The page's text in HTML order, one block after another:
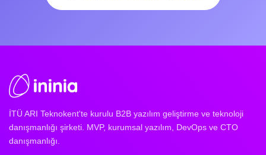
İTÜ ARI Teknokent'te kurulu B2B yazılım geliştirme ve teknoloji
danışmanlığı şirketi. MVP, kurumsal yazılım, DevOps ve CTO
danışmanlığı.